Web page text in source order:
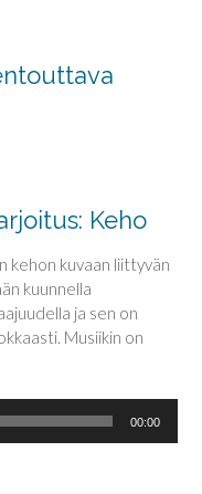
Keho
kehon kuvaan liittyvän
kuunnella
ja sen on
Musiikin on
00:00